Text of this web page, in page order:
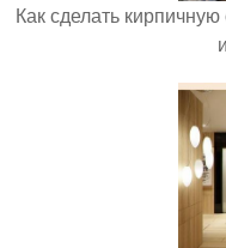
Как сделать